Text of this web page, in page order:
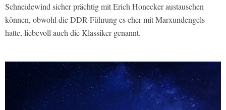
Schneidewind sicher prächtig mit Erich Honecker austauschen
können, obwohl die DDR-Führung es eher mit Marxundengels
hatte, liebevoll auch die Klassiker genannt.